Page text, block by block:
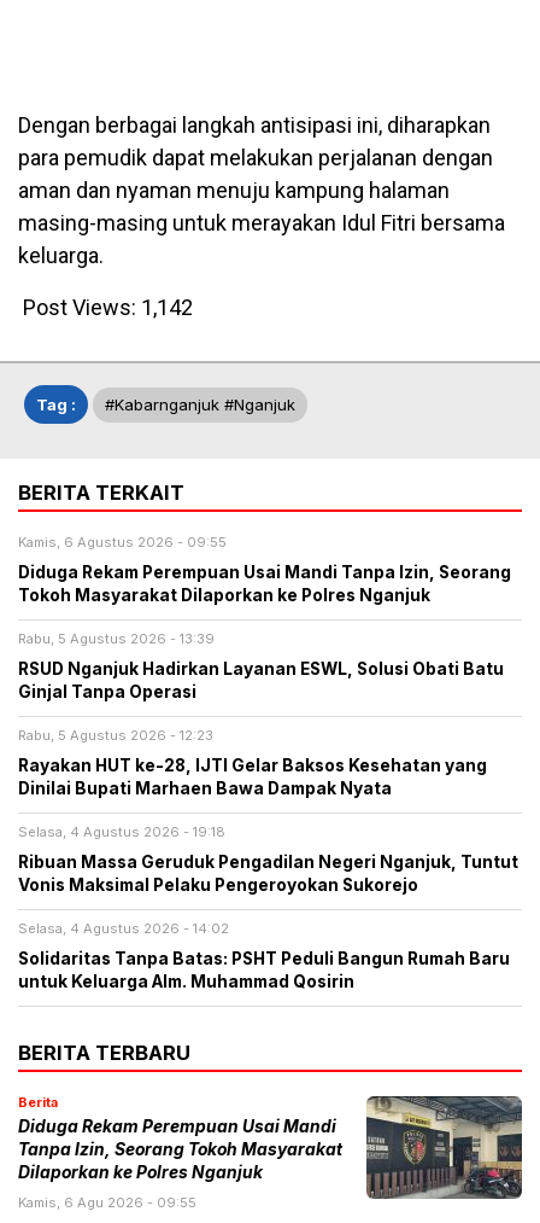
Dengan berbagai langkah antisipasi ini, diharapkan
para pemudik dapat melakukan perjalanan dengan
aman dan nyaman menuju kampung halaman
masing-masing untuk merayakan Idul Fitri bersama
keluarga.
Post Views: 1,142
Tag : #kabarnganjuk #nganjuk
BERITA TERKAIT
Kamis, 6 Agustus 2026 - 09:55
Diduga Rekam Perempuan Usai Mandi Tanpa Izin, Seorang
Tokoh Masyarakat Dilaporkan ke Polres Nganjuk
Rabu, 5 Agustus 2026 - 13:39
RSUD Nganjuk Hadirkan Layanan ESWL, Solusi Obati Batu
Ginjal Tanpa Operasi
Rabu, 5 Agustus 2026 - 12:23
Rayakan HUT ke-28, IJTI Gelar Baksos Kesehatan yang
Dinilai Bupati Marhaen Bawa Dampak Nyata
Selasa, 4 Agustus 2026 - 19:18
Ribuan Massa Geruduk Pengadilan Negeri Nganjuk, Tuntut
Vonis Maksimal Pelaku Pengeroyokan Sukorejo
Selasa, 4 Agustus 2026 - 14:02
Solidaritas Tanpa Batas: PSHT Peduli Bangun Rumah Baru
untuk Keluarga Alm. Muhammad Qosirin
BERITA TERBARU
Berita
Diduga Rekam Perempuan Usai Mandi
Tanpa Izin, Seorang Tokoh Masyarakat
Dilaporkan ke Polres Nganjuk
Kamis, 6 Agu 2026 - 09:55